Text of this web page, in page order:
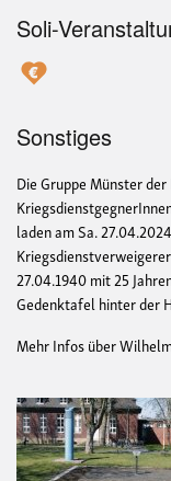
Soli-
Sonstiges
Die Gruppe Münster
laden am Sa.
27.04.1940 mit 25
Gedenktafel hinter der
Mehr Infos über